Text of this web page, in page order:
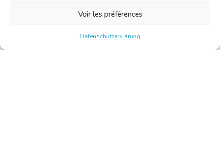
Voir les préférences
Datenschutzerklärung